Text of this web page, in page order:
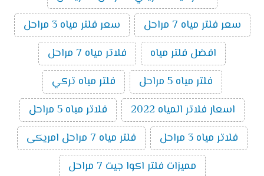
سعر فلتر مياه 7 مراحل
سعر فلتر مياه 3 مراحل
افضل فلتر مياه
فلاتر مياه 7 مراحل
فلتر مياه 5 مراحل
فلتر مياه تركي
اسعار فلاتر المياه 2022
فلاتر مياه 5 مراحل
فلاتر مياه 3 مراحل
فلتر مياه 7 مراحل امريكى
مميزات فلتر اكوا جيت 7 مراحل